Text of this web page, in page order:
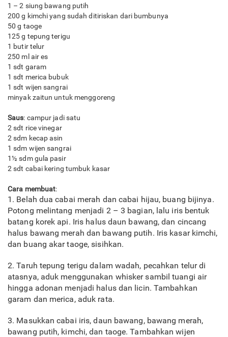
1 – 2 siung bawang putih
200 g kimchi yang sudah ditiriskan dari bumbunya
50 g taoge
125 g tepung terigu
1 butir telur
250 ml air es
1 sdt garam
1 sdt merica bubuk
1 sdt wijen sangrai
minyak zaitun untuk menggoreng
Saus: campur jadi satu
2 sdt rice vinegar
2 sdm kecap asin
1 sdm wijen sangrai
1½ sdm gula pasir
2 sdt cabai kering tumbuk kasar
Cara membuat:
1. Belah dua cabai merah dan cabai hijau, buang bijinya.
Potong melintang menjadi 2 – 3 bagian, lalu iris bentuk
batang korek api. Iris halus daun bawang, dan cincang
halus bawang merah dan bawang putih. Iris kasar kimchi,
dan buang akar taoge, sisihkan.
2. Taruh tepung terigu dalam wadah, pecahkan telur di
atasnya, aduk menggunakan whisker sambil tuangi air
hingga adonan menjadi halus dan licin. Tambahkan
garam dan merica, aduk rata.
3. Masukkan cabai iris, daun bawang, bawang merah,
bawang putih, kimchi, dan taoge. Tambahkan wijen